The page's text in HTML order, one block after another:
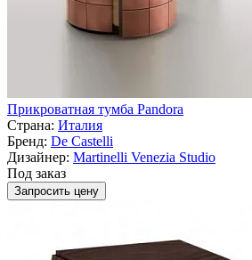
Прикроватная тумба Pandora
Страна: Италия
Бренд: De Castelli
Дизайнер: Martinelli Venezia Studio
Под заказ
Запросить цену